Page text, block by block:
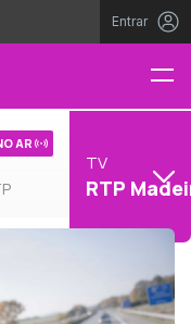
Entrar
AR
TV
RTP